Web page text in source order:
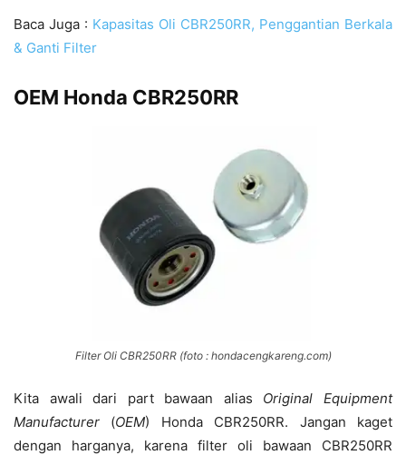
Baca Juga : Kapasitas Oli CBR250RR, Penggantian Berkala
& Ganti Filter
OEM Honda CBR250RR
Filter Oli CBR250RR (foto : hondacengkareng.com)
Kita awali dari part bawaan alias Original Equipment
Manufacturer (OEM) Honda CBR250RR. Jangan kaget
dengan harganya, karena filter oli bawaan CBR250RR